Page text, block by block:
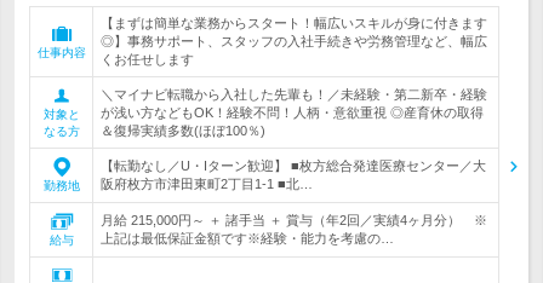
仕事内容
【まずは簡単な業務からスタート！幅広いスキルが身に付きます
◎】事務サポート、スタッフの入社手続きや労務管理など、幅広
くお任せします
対象と
なる方
＼マイナビ転職から入社した先輩も！／未経験・第二新卒・経験
が浅い方などもOK！経験不問！人柄・意欲重視 ◎産育休の取得
＆復帰実績多数(ほぼ100％)
勤務地
【転勤なし／U・Iターン歓迎】 ■枚方総合発達医療センター／大
阪府枚方市津田東町2丁目1-1 ■北…
給与
月給 215,000円～ ＋ 諸手当 ＋ 賞与（年2回／実績4ヶ月分） ※
上記は最低保証金額です※経験・能力を考慮の…